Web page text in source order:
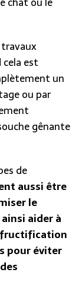
est
un
ou par
gênante
de
aussi être
le
aider à
fructification
pour éviter